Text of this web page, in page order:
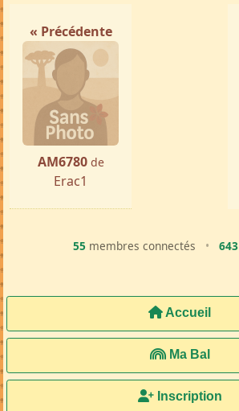
« Précédente
AM6780 de
Erac1
55 membres connectés • 643
Accueil
Ma Bal
Inscription